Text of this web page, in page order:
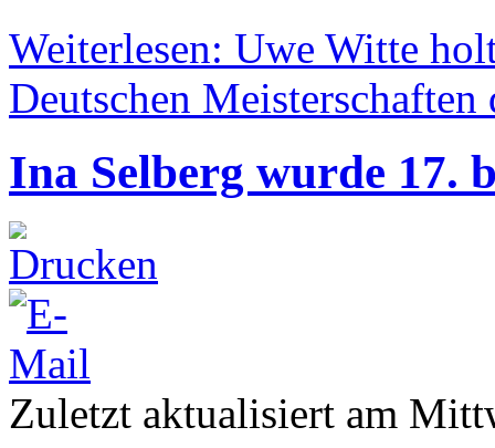
Weiterlesen: Uwe Witte
Deutschen
Ina Selberg wurde 17.
Zuletzt aktualisiert am